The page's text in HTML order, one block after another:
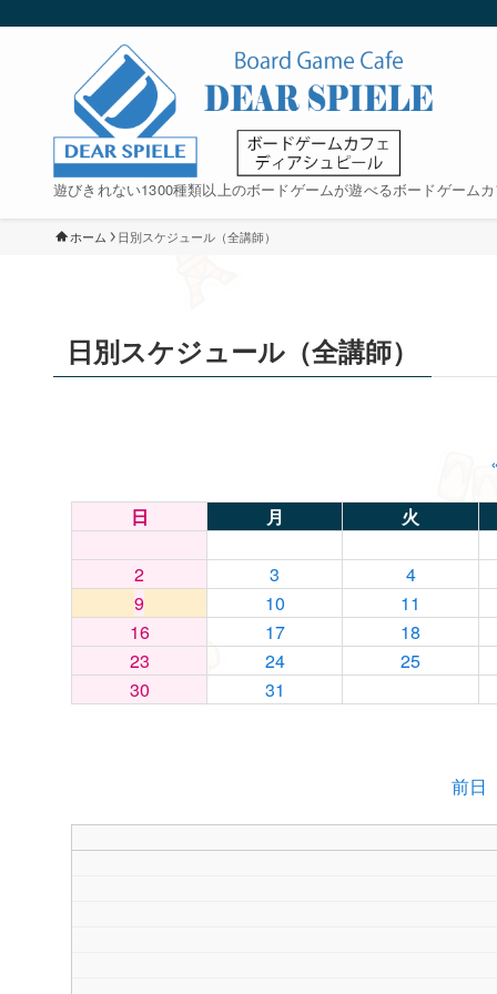
遊びきれない1300種類以上のボードゲームが遊べるボードゲーム
ホーム 日別スケジュール（全講師）
日別スケジュール（全講師）
日 月 火
2 3
4
9
10
11
16
17
18
23
24
25
30
31
前日